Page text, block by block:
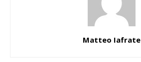
Matteo Iafrate